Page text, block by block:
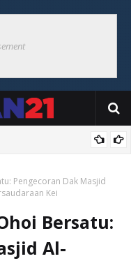
Pengecoran Dak Masjid
Kei
Bersatu:
Al-